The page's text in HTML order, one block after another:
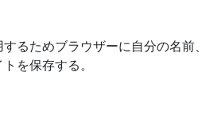
るためブラウザーに自分の名前、
を保存する。